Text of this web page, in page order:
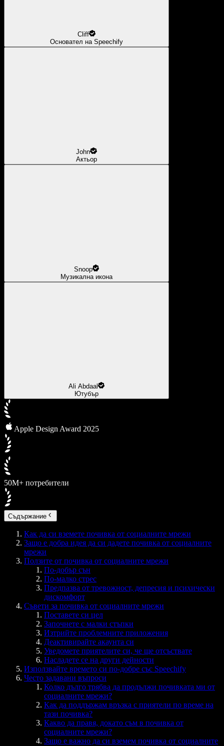
Cliff
Основател на Speechify
John
Актьор
Snoop
Музикална икона
Ali Abdaal
Ютубър
Apple Design Award 2025
50M+ потребители
Съдържание
Как да си вземете почивка от социалните мрежи
Защо е добра идея да си дадете почивка от социалните
мрежи
Ползите от почивка от социалните мрежи
По-добър сън
По-малко стрес
Предпазва от тревожност, депресия и психически
дискомфорт
Съвети за почивка от социалните мрежи
Поставете си цел
Започнете с малки стъпки
Изтрийте проблемните приложения
Деактивирайте акаунта си
Уведомете приятелите си, че ще отсъствате
Насладете се на други дейности
Използвайте времето си по-добре със Speechify
Често задавани въпроси
Колко дълго трябва да продължи почивката ми от
социалните мрежи?
Как да поддържам връзка с приятели по време на
тази почивка?
Какво да правя, докато съм в почивка от
социалните мрежи?
Защо е важно да си вземем почивка от социалните